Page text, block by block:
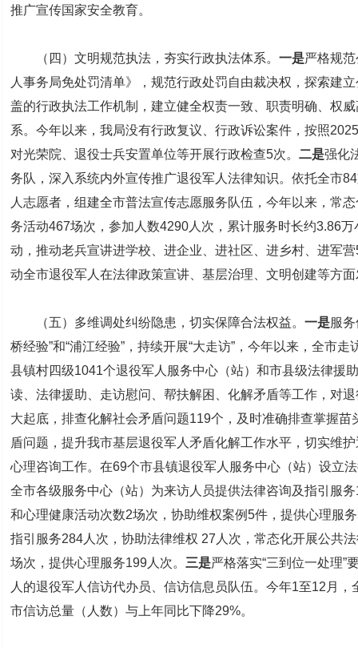
推广宣传国家安全教育。
（四）文明规范执法，夯实行政执法体系。 一是严格规
人事务局免处罚清单》，规范行政处罚自由裁决权，探索建
盖的行政执法工作机制，建立健全权责一致、职责明确、权
系。今年以来，我局没有行政复议、行政诉讼案件，按照
对光荣院、退役士兵安置单位等开展行政检查5次。 二是强化
务队，深入系统内外宣传推广退役军人法律知识。依托全市
人志愿者，组建全市普法宣传志愿服务队伍，今年以来，常
务活动467场次，参加人数4290人次，累计服务时长约3.86万
动，推动老兵宣讲进学校、进企业、进社区、进乡村、进军
动全市退役军人在法律政策宣讲、基层治理、文明创建等方
（五）多维调处纠纷隐患，切实保障合法权益。 一是服务
桥经验”和“浦江经验”，持续开展“大走访”，今年以来，全市
县镇村四级1041个退役军人服务中心（站）和市县级法律援
读、法律援助、走访慰问、帮扶解困、化解矛盾等工作，对
大起底，排查化解社会矛盾问题119个，及时准确排查掌握
盾问题，提升我市基层退役军人矛盾化解工作水平，切实维
心理咨询工作。在69个市县镇退役军人服务中心（站）设立
全市各级服务中心（站）为来访人员提供法律咨询及指引服
和心理健康活动次数2场次，协助维权案例5件，提供心理服
指引服务284人次，协助法律维权 27人次，常态化开展公共
场次，提供心理服务199人次。 三是严格落实“三到位一处理”
人的退役军人信访代办员、信访信息员队伍。今年1至12月
市信访总量（人数）与上年同比下降29%。